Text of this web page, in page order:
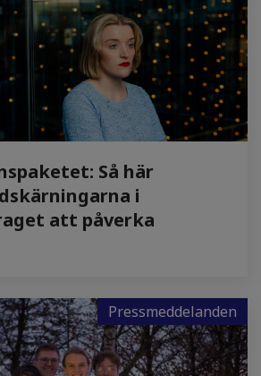
Så här
i
att påverka
Pressmeddelanden